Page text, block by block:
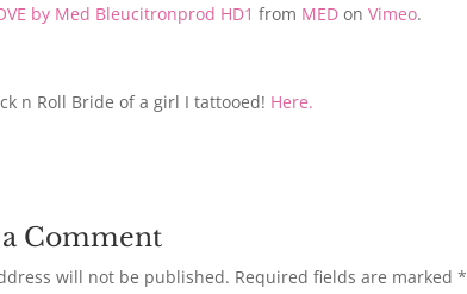
by Med Bleucitronprod HD1 from MED onVimeo.
n Roll Bride of a girl I tattooed! Here.
Comment
will not be published. Required fields are marked*